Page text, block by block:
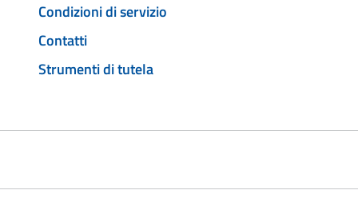
Condizioni di servizio
Contatti
Strumenti di tutela